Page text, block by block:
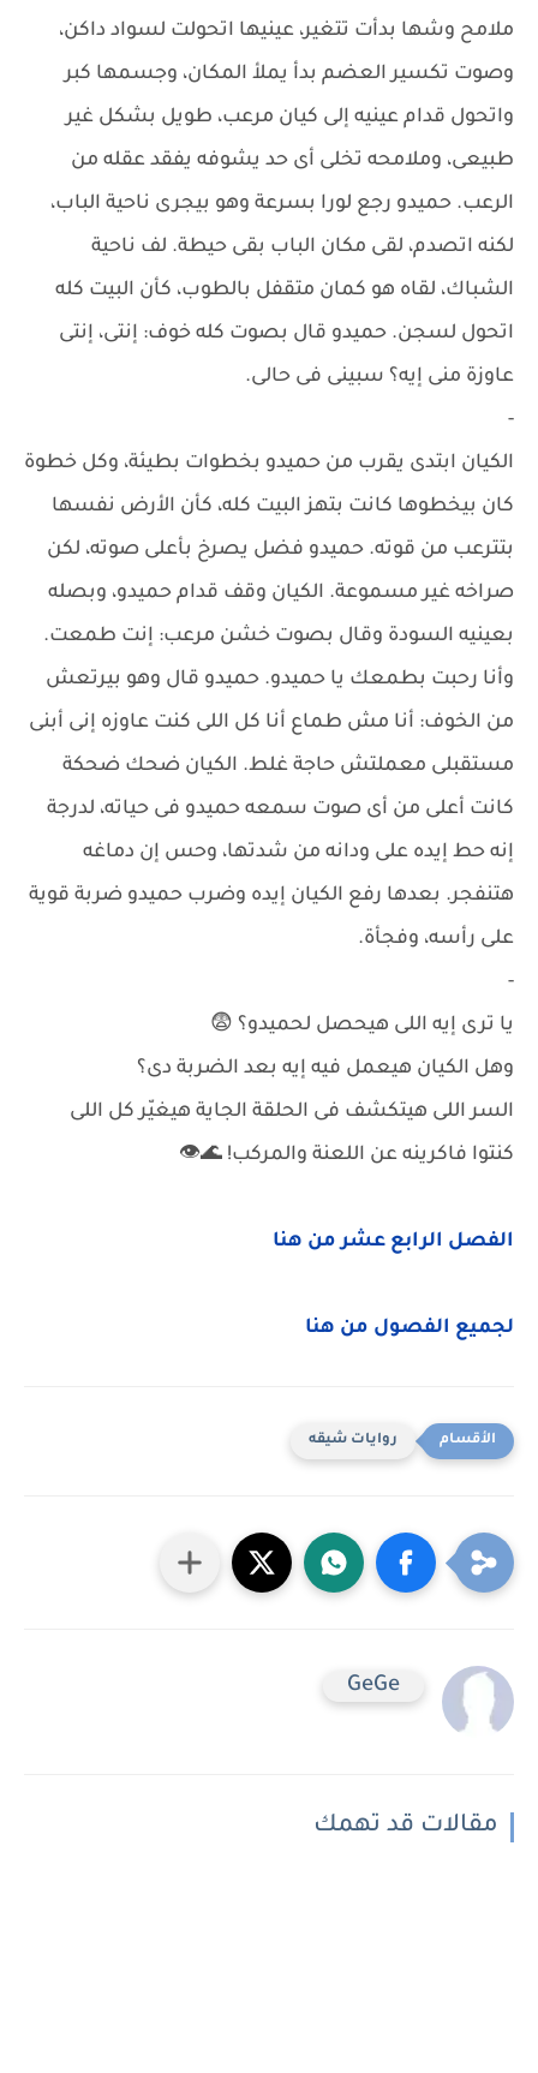
ملامح وشها بدأت تتغير، عينيها اتحولت لسواد داكن،
وصوت تكسير العضم بدأ يملأ المكان، وجسمها كبر
واتحول قدام عينيه إلى كيان مرعب، طويل بشكل غير
طبيعى، وملامحه تخلى أى حد يشوفه يفقد عقله من
الرعب. حميدو رجع لورا بسرعة وهو بيجرى ناحية الباب،
لكنه اتصدم، لقى مكان الباب بقى حيطة. لف ناحية
الشباك، لقاه هو كمان متقفل بالطوب، كأن البيت كله
اتحول لسجن. حميدو قال بصوت كله خوف: إنتى، إنتى
عاوزة منى إيه؟ سبينى فى حالى.
-
الكيان ابتدى يقرب من حميدو بخطوات بطيئة، وكل خطوة
كان بيخطوها كانت بتهز البيت كله، كأن الأرض نفسها
بتترعب من قوته. حميدو فضل يصرخ بأعلى صوته، لكن
صراخه غير مسموعة. الكيان وقف قدام حميدو، وبصله
بعينيه السودة وقال بصوت خشن مرعب: إنت طمعت.
وأنا رحبت بطمعك يا حميدو. حميدو قال وهو بيرتعش
من الخوف: أنا مش طماع أنا كل اللى كنت عاوزه إنى أبنى
مستقبلى معملتش حاجة غلط. الكيان ضحك ضحكة
كانت أعلى من أى صوت سمعه حميدو فى حياته، لدرجة
إنه حط إيده على ودانه من شدتها، وحس إن دماغه
هتنفجر. بعدها رفع الكيان إيده وضرب حميدو ضربة قوية
على رأسه، وفجأة.
-
يا ترى إيه اللى هيحصل لحميدو؟ 😨
وهل الكيان هيعمل فيه إيه بعد الضربة دى؟
السر اللى هيتكشف فى الحلقة الجاية هيغيّر كل اللى
كنتوا فاكرينه عن اللعنة والمركب! 🌊👁️
الفصل الرابع عشر من هنا
لجميع الفصول من هنا
روايات شيقه
GeGe
مقالات قد تهمك